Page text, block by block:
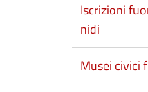
Iscrizioni
nidi
Musei civici